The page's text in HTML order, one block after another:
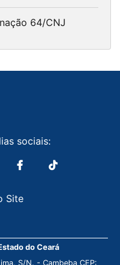
64/CNJ
sociais:
Site
do Ceará
S/N. - Cambeba CEP: